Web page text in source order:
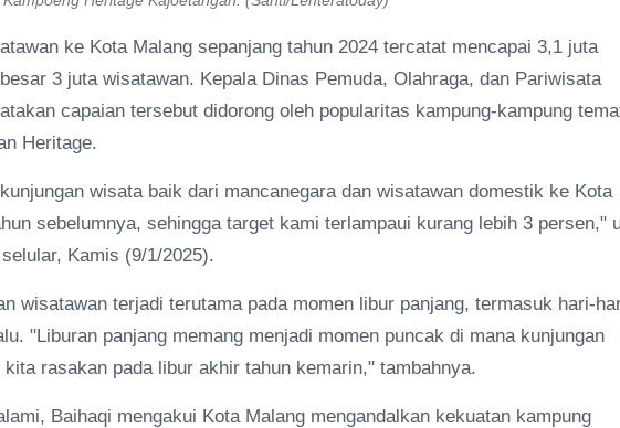
ke Kota Malang sepanjang tahun 2024 tercatat mencapai 3,1 juta
3 juta wisatawan. Kepala Dinas Pemuda, Olahraga, dan Pariwisata
capaian tersebut didorong oleh popularitas kampung-kampung
Heritage.
wisata baik dari mancanegara dan wisatawan domestik ke Kota
sebelumnya, sehingga target kami terlampaui kurang lebih 3 persen,"
Kamis (9/1/2025).
wisatawan terjadi terutama pada momen libur panjang, termasuk hari-
"Liburan panjang memang menjadi momen puncak di mana kunjungan
rasakan pada libur akhir tahun kemarin," tambahnya.
Baihaqi mengakui Kota Malang mengandalkan kekuatan kampung